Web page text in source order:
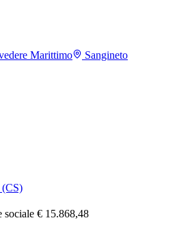
Marittimo
Sangineto
€ 15.868,48